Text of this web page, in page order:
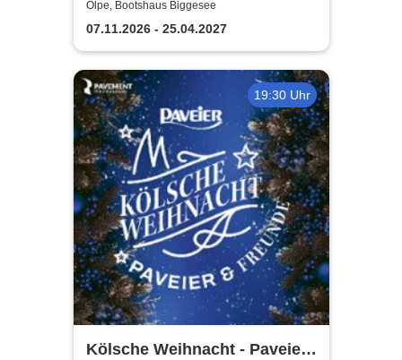
raus bist du
Olpe, Bootshaus Biggesee
07.11.2026 - 25.04.2027
19:30 Uhr
Kölsche Weihnacht - Paveier